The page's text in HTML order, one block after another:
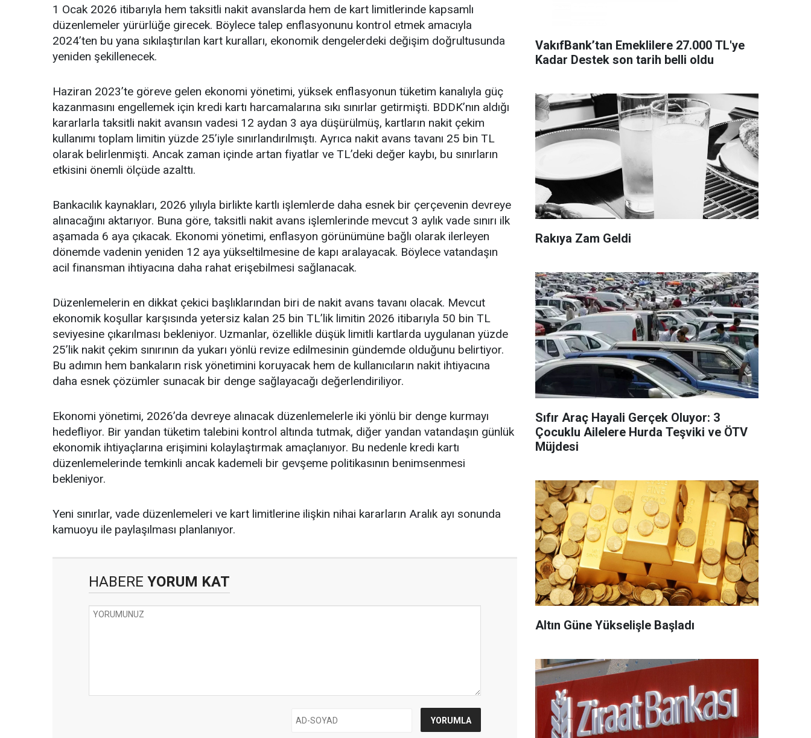
1 Ocak 2026 itibarıyla hem taksitli nakit avanslarda hem de kart limitlerinde kapsamlı
düzenlemeler yürürlüğe girecek. Böylece talep enflasyonunu kontrol etmek amacıyla
2024’ten bu yana sıkılaştırılan kart kuralları, ekonomik dengelerdeki değişim doğrultusunda
yeniden şekillenecek.
Haziran 2023’te göreve gelen ekonomi yönetimi, yüksek enflasyonun tüketim kanalıyla güç
kazanmasını engellemek için kredi kartı harcamalarına sıkı sınırlar getirmişti. BDDK’nın aldığı
kararlarla taksitli nakit avansın vadesi 12 aydan 3 aya düşürülmüş, kartların nakit çekim
kullanımı toplam limitin yüzde 25’iyle sınırlandırılmıştı. Ayrıca nakit avans tavanı 25 bin TL
olarak belirlenmişti. Ancak zaman içinde artan fiyatlar ve TL’deki değer kaybı, bu sınırların
etkisini önemli ölçüde azalttı.
Bankacılık kaynakları, 2026 yılıyla birlikte kartlı işlemlerde daha esnek bir çerçevenin devreye
alınacağını aktarıyor. Buna göre, taksitli nakit avans işlemlerinde mevcut 3 aylık vade sınırı ilk
aşamada 6 aya çıkacak. Ekonomi yönetimi, enflasyon görünümüne bağlı olarak ilerleyen
dönemde vadenin yeniden 12 aya yükseltilmesine de kapı aralayacak. Böylece vatandaşın
acil finansman ihtiyacına daha rahat erişebilmesi sağlanacak.
Düzenlemelerin en dikkat çekici başlıklarından biri de nakit avans tavanı olacak. Mevcut
ekonomik koşullar karşısında yetersiz kalan 25 bin TL’lik limitin 2026 itibarıyla 50 bin TL
seviyesine çıkarılması bekleniyor. Uzmanlar, özellikle düşük limitli kartlarda uygulanan yüzde
25’lik nakit çekim sınırının da yukarı yönlü revize edilmesinin gündemde olduğunu belirtiyor.
Bu adımın hem bankaların risk yönetimini koruyacak hem de kullanıcıların nakit ihtiyacına
daha esnek çözümler sunacak bir denge sağlayacağı değerlendiriliyor.
Ekonomi yönetimi, 2026’da devreye alınacak düzenlemelerle iki yönlü bir denge kurmayı
hedefliyor. Bir yandan tüketim talebini kontrol altında tutmak, diğer yandan vatandaşın günlük
ekonomik ihtiyaçlarına erişimini kolaylaştırmak amaçlanıyor. Bu nedenle kredi kartı
düzenlemelerinde temkinli ancak kademeli bir gevşeme politikasının benimsenmesi
bekleniyor.
Yeni sınırlar, vade düzenlemeleri ve kart limitlerine ilişkin nihai kararların Aralık ayı sonunda
kamuoyu ile paylaşılması planlanıyor.
HABERE YORUM KAT
VakıfBank’tan Emeklilere 27.000 TL'ye
Kadar Destek son tarih belli oldu
Rakıya Zam Geldi
Sıfır Araç Hayali Gerçek Oluyor: 3
Çocuklu Ailelere Hurda Teşviki ve ÖTV
Müjdesi
Altın Güne Yükselişle Başladı